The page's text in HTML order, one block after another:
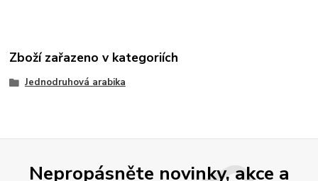
Zboží zařazeno v kategoriích
Jednodruhová arabika
Nepropásněte novinky, akce a